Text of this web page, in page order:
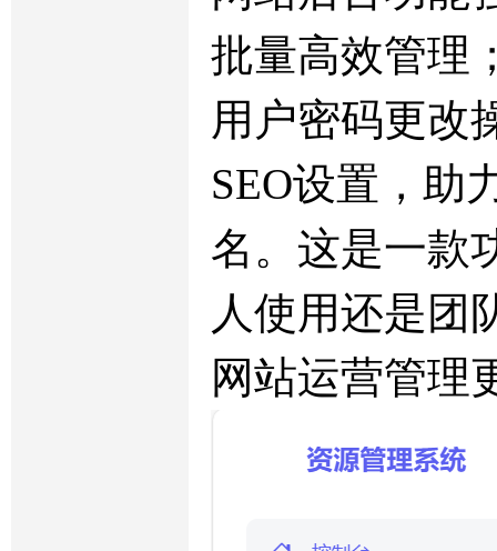
批量高效管理
用户密码更改
SEO设置，助
名。这是一款
人使用还是团
网站运营管理